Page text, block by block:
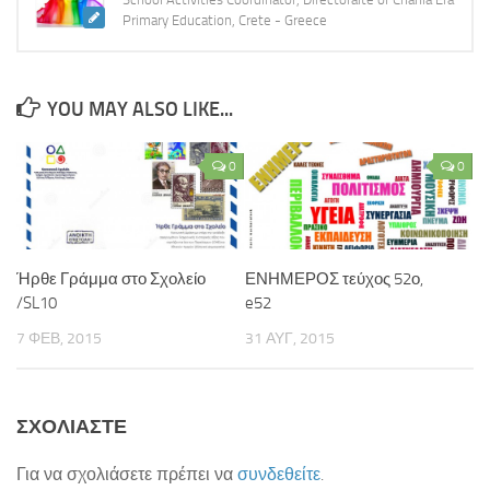
ΚΕ.ΣΥ.Π. Χανίων
Δημοτική Βιβλιοθήκη Χανίων
Πολυθεματικό Δίκτυο Περιβαλλοντικής Αγωγής
Προστασία από Υψηλή Ατμοσφαιρική Ρύπανση
ΚΠΕ Βάμου
Μεσογειακό Αγρονομικό Ινστιτούτο Χανίων
Primary Education, Crete - Greece
YOU MAY ALSO LIKE...
0
Ήρθε Γράμμα στο Σχολείο
/SL10
7 ΦΕΒ, 2015
0
ΕΝΗΜΕΡΟΣ τεύχος 52ο,
e52
31 ΑΥΓ, 2015
ΣΧΟΛΙΆΣΤΕ
Για να σχολιάσετε πρέπει να συνδεθείτε.